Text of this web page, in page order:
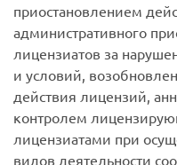
приостановлением
административного
лицензиатов за
и условий,
действия лицензий,
контролем
лицензиатами при
видов деятельности